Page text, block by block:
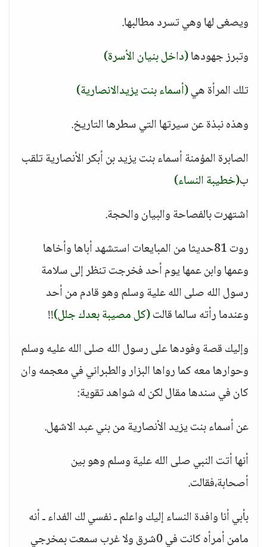
ويصغى لها وهي تسرد مطالبها.
وتبرز جهودها(داخل بنيان الأسرة)
تلك المرأة هي(أسماء بنت يزيدالانصارية)
وهذه نبذة عن سيرتها التي سطرها التاريخ.
الصابرة المؤمنة أسماء بنت يزيد بن أبكر الأنصارية تلقب
ب(خطيبة النساء)
اشتهرت بالفصاحة والبيان والحجة.
روت 81حديثا من المبايعات استشهد أباها وأخاها
وعمها وابن عمها يوم أحد فخرجت تنظر إلى سلامة
رسول الله صلى الله علية وسلم وهو قادم من أحد
وعندما رأته سالما قالت(كل مصيبة بعدك جلل)!!
وإليك قصة وفودها على رسول الله صلى الله عليه وسلم
وحوارها معه كما رواها البزار والطبراني في معجمه وان
كان في سندها مقال لكن له شواهد تقوية:
عن أسماء بنت يزيد الأنصارية من بني عبد الاشهل.
أنها أتت النبي صلى الله علية وسلم وهو بين
أصحابة،فقالت.
بأبي أنا وافدة النساء إليك واعلم ـ نفسي لك الفداء ـ أنه
مامن أمرأه كانت في 0شرق ولا غرب سمعت بمخرجي